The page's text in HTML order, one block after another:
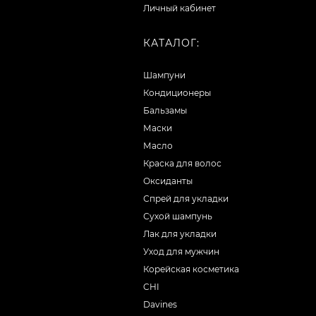
Личный кабинет
КАТАЛОГ:
Шампуни
Кондиционеры
Бальзамы
Маски
Масло
Краска для волос
Оксиданты
Спрей для укладки
Сухой шампунь
Лак для укладки
Уход для мужчин
Корейская косметика
CHI
Davines